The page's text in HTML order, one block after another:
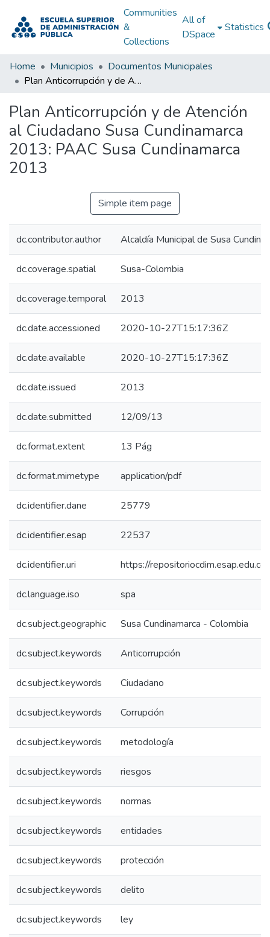
Communities
&
Collections
All of
DSpace
Statistics
Home Municipios
Documentos Municipales
Plan Anticorrupción y de Atención al Ciudadano Susa Cundinamarca 2013: PAAC Susa Cundinamarca 2013
Plan Anticorrupción y de Atención
al Ciudadano Susa Cundinamarca
2013: PAAC Susa Cundinamarca
2013
Simple item page
dc.contributor.author Alcaldía Municipal de Susa
dc.coverage.spatial Susa-Colombia
dc.coverage.temporal 2013
dc.date.accessioned 2020-10-27T15:17:36Z
dc.date.available 2020-10-27T15:17:36Z
dc.date.issued 2013
dc.date.submitted 12/09/13
dc.format.extent 13 Pág
dc.format.mimetype application/pdf
dc.identifier.dane 25779
dc.identifier.esap 22537
dc.identifier.uri https://
dc.language.iso spa
dc.subject.geographic Susa Cundinamarca - Colombia
dc.subject.keywords Anticorrupción
dc.subject.keywords Ciudadano
dc.subject.keywords Corrupción
dc.subject.keywords metodología
dc.subject.keywords riesgos
dc.subject.keywords normas
dc.subject.keywords entidades
dc.subject.keywords protección
dc.subject.keywords delito
dc.subject.keywords ley